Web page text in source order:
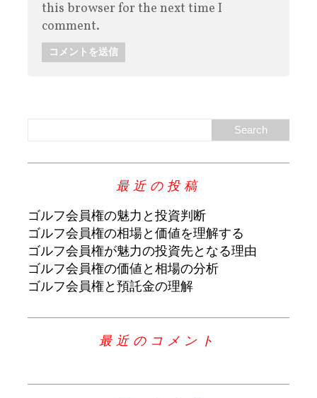
this browser for the next time I
comment.
最近の投稿
ゴルフ会員権の魅力と投資判断
ゴルフ会員権の相場と価値を理解する
ゴルフ会員権が魅力の投資先となる理由
ゴルフ会員権の価値と相場の分析
ゴルフ会員権と預託金の理解
最近のコメント